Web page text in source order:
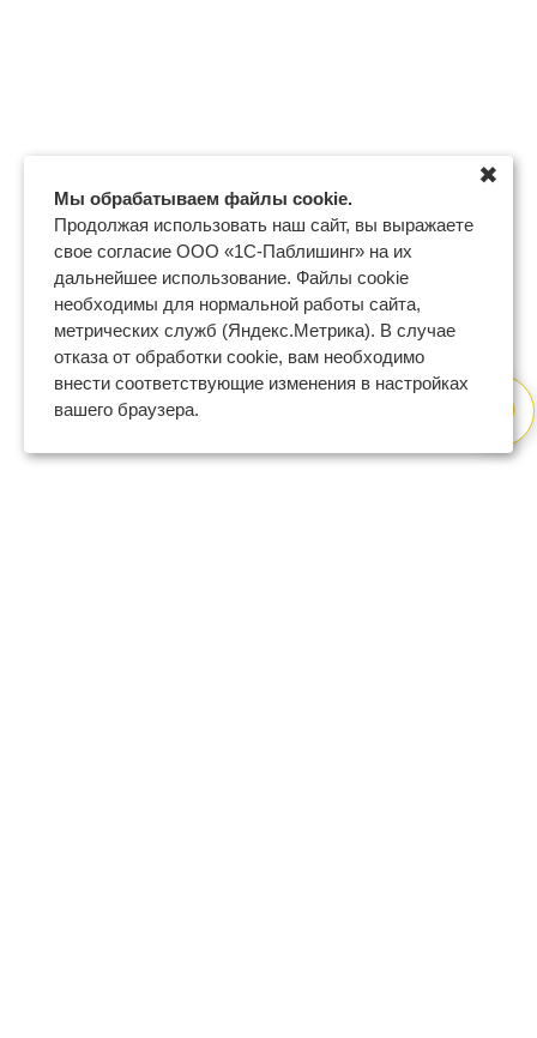
Мы обрабатываем файлы cookie.
Продолжая использовать наш сайт, вы выражаете
свое согласие ООО «1С-Паблишинг» на их
дальнейшее использование. Файлы cookie
необходимы для нормальной работы сайта,
метрических служб (Яндекс.Метрика). В случае
отказа от обработки cookie, вам необходимо
внести соответствующие изменения в настройках
вашего браузера.
✖